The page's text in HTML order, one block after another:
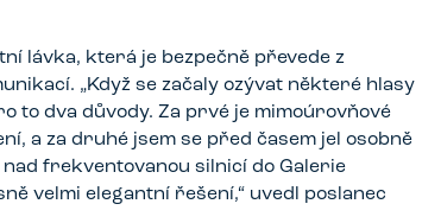
lávka, která je bezpečně převede z
„Když se začaly ozývat některé hlasy
to dva důvody. Za prvé je mimoúrovňové
a za druhé jsem se před časem jel osobně
frekventovanou silnicí do Galerie
velmi elegantní řešení,“ uvedl poslanec